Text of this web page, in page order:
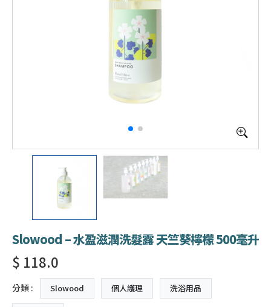
Slowood – 水盈滋潤洗髮露 天竺葵檸檬 500毫升
$ 118.0
分類 : Slowood 個人護理 洗浴用品